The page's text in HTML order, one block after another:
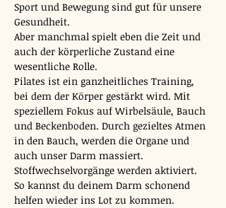
Sport und Bewegung sind gut für unsere
Gesundheit.
Aber manchmal spielt eben die Zeit und
auch der körperliche Zustand eine
wesentliche Rolle.
Pilates ist ein ganzheitliches Training,
bei dem der Körper gestärkt wird. Mit
speziellem Fokus auf Wirbelsäule, Bauch
und Beckenboden. Durch gezieltes Atmen
in den Bauch, werden die Organe und
auch unser Darm massiert.
Stoffwechselvorgänge werden aktiviert.
So kannst du deinem Darm schonend
helfen wieder ins Lot zu kommen.